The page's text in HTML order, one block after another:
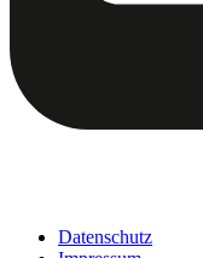
Datenschutz